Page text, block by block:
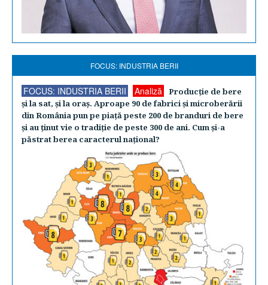
FOCUS: INDUSTRIA BERII
FOCUS: INDUSTRIA BERII Analiză
Producţie de bere
şi la sat, şi la oraş. Aproape 90 de fabrici şi microberării
din România pun pe piaţă peste 200 de branduri de bere
şi au ţinut vie o tradiţie de peste 300 de ani. Cum şi-a
păstrat berea caracterul naţional?